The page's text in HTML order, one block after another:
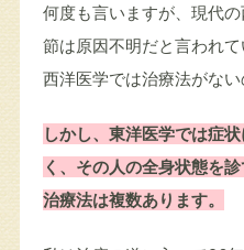
何度も言いますが、現代
節は原因不明だと言われ
西洋医学では治療法がない
しかし、東洋医学では症
く、その人の全身状態を
治療法は複数あります。